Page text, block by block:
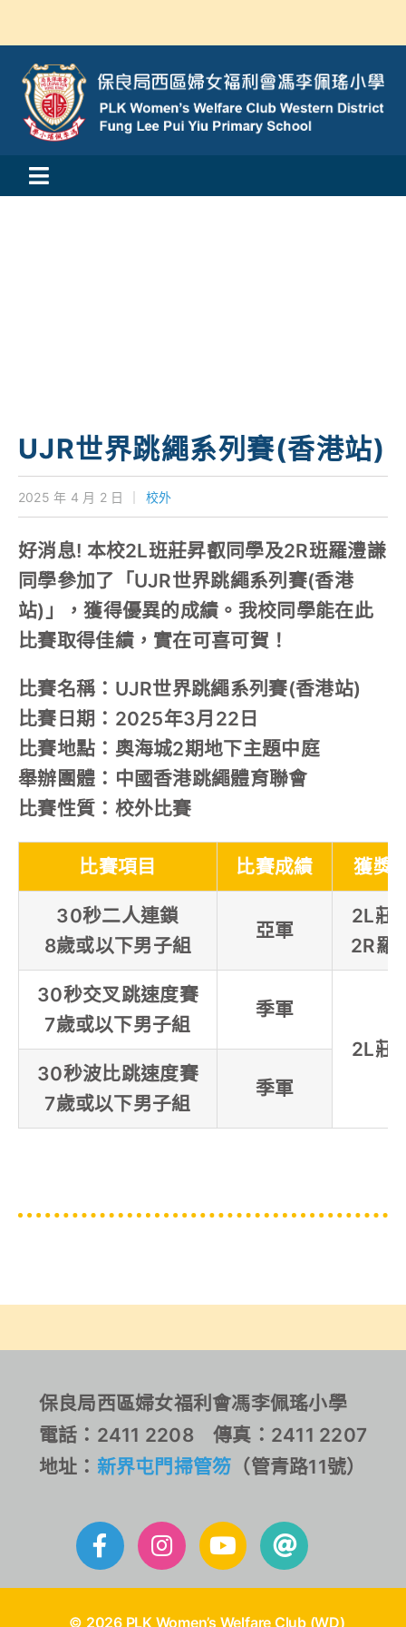
content
Toggle
我們的成就
對外聯繫
聯絡我們
UJR世界跳繩系列賽(香港站)
2025 年 4 月 2 日 校外
好消息! 本校2L班莊昇叡同學及2R班羅澧謙
同學參加了「UJR世界跳繩系列賽(香港
站)」，獲得優異的成績。我校同學能在此
比賽取得佳績，實在可喜可賀！
比賽名稱：UJR世界跳繩系列賽(香港站)
比賽日期：2025年3月22日
比賽地點：奧海城2期地下主題中庭
舉辦團體：中國香港跳繩體育聯會
比賽性質：校外比賽
比賽項目 比賽成績 獲獎
30秒二人連鎖
8歲或以下男子組
亞軍
2L莊
2R羅
30秒交叉跳速度賽
7歲或以下男子組
季軍
2L莊
30秒波比跳速度賽
7歲或以下男子組
季軍
保良局西區婦女福利會馮李佩瑤小學
電話：2411 2208 傳真：2411 2207
地址： 新界屯門掃管笏 （管青路11號）
© 2026 PLK Women’s Welfare Club (WD)